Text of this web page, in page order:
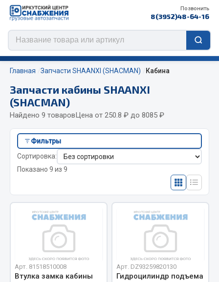
Позвонить
8(3952)48-64-16
Цепи противоскольжения
ЦЕПИ РОССИЯ
ЦЕПИ BOHU (Китай)
Изготовление цепей на колеса BOHU
QITONG
Отопители салона, подогреватели
Автономные воздушные отопители
Жидкостные подогреватели
Отопители салона
Главная Запчасти SHAANXI (SHACMAN) Кабина
Запчасти кабины SHAANXI
(SHACMAN)
Найдено 9 товаровЦена от 250.8 ₽ до 8085 ₽
Фильтры
Сортировка:
Показано 9 из 9
Арт. 81518510008
Втулка замка кабины
Арт. DZ93259820130
Гидроцилиндр подъема